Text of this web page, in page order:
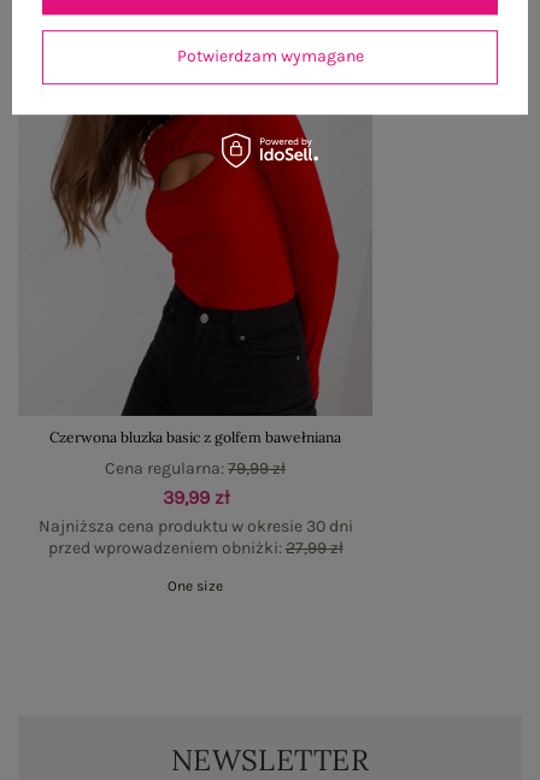
Czerwona bluzka basic z golfem bawełniana
39,99 zł
Najniższa cena produktu w okresie 30 dni
przed wprowadzeniem obniżki:27,99 zł
Cena regularna:79,99 zł
One size
NEWSLETTER
Potwierdzam wymagane